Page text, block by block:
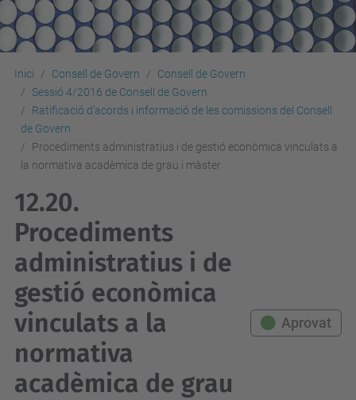
Inici Consell de Govern
Consell de Govern
Sessió 4/2016 de Consell de Govern
Ratificació d’acords i informació de les comissions del Consell
de Govern
Procediments administratius i de gestió econòmica vinculats a
la normativa acadèmica de grau i màster
12.20.
Procediments
administratius i de
gestió econòmica
vinculats a la
normativa
acadèmica de grau
Aprovat